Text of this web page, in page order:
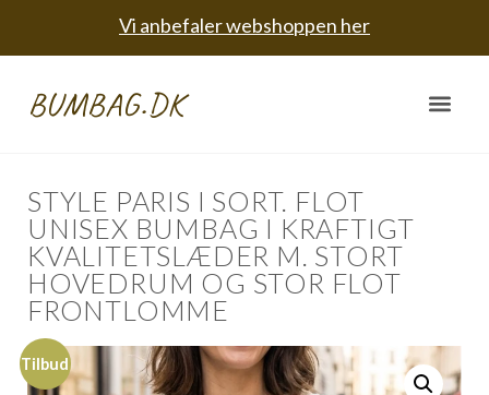
Vi anbefaler webshoppen her
BUMBAG.DK
STYLE PARIS I SORT. FLOT
UNISEX BUMBAG I KRAFTIGT
KVALITETSLÆDER M. STORT
HOVEDRUM OG STOR FLOT
FRONTLOMME
Tilbud